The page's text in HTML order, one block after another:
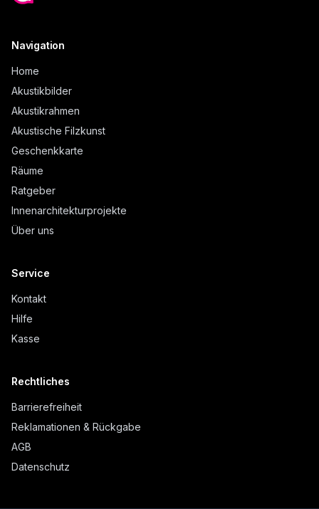
Navigation
Home
Akustikbilder
Akustikrahmen
Akustische Filzkunst
Geschenkkarte
Räume
Ratgeber
Innenarchitekturprojekte
Über uns
Service
Kontakt
Hilfe
Kasse
Rechtliches
Barrierefreiheit
Reklamationen & Rückgabe
AGB
Datenschutz